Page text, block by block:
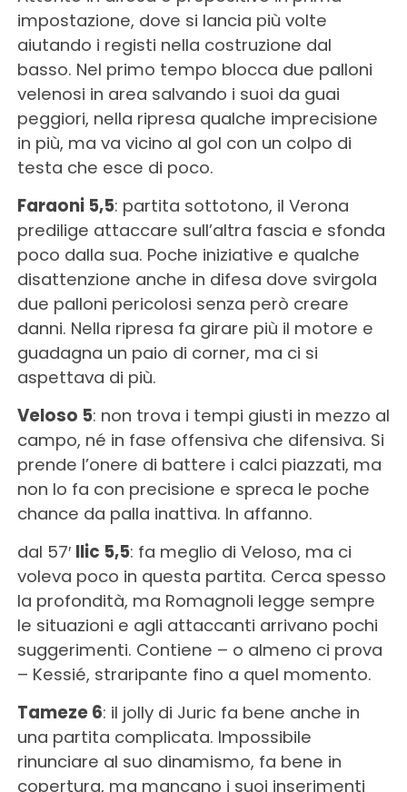
impostazione, dove si lancia più volte
aiutando i registi nella costruzione dal
basso. Nel primo tempo blocca due palloni
velenosi in area salvando i suoi da guai
peggiori, nella ripresa qualche imprecisione
in più, ma va vicino al gol con un colpo di
testa che esce di poco.
Faraoni 5,5: partita sottotono, il Verona
predilige attaccare sull’altra fascia e sfonda
poco dalla sua. Poche iniziative e qualche
disattenzione anche in difesa dove svirgola
due palloni pericolosi senza però creare
danni. Nella ripresa fa girare più il motore e
guadagna un paio di corner, ma ci si
aspettava di più.
Veloso 5: non trova i tempi giusti in mezzo al
campo, né in fase offensiva che difensiva. Si
prende l’onere di battere i calci piazzati, ma
non lo fa con precisione e spreca le poche
chance da palla inattiva. In affanno.
dal 57′ Ilic 5,5: fa meglio di Veloso, ma ci
voleva poco in questa partita. Cerca spesso
la profondità, ma Romagnoli legge sempre
le situazioni e agli attaccanti arrivano pochi
suggerimenti. Contiene – o almeno ci prova
– Kessié, straripante fino a quel momento.
Tameze 6: il jolly di Juric fa bene anche in
una partita complicata. Impossibile
rinunciare al suo dinamismo, fa bene in
copertura, ma mancano i suoi inserimenti